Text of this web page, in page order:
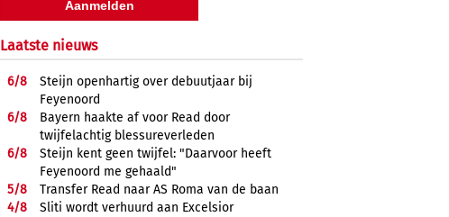
Laatste nieuws
6/8
Steijn openhartig over debuutjaar bij
Feyenoord
6/8
Bayern haakte af voor Read door
twijfelachtig blessureverleden
6/8
Steijn kent geen twijfel: "Daarvoor heeft
Feyenoord me gehaald"
5/8
Transfer Read naar AS Roma van de baan
4/8
Sliti wordt verhuurd aan Excelsior